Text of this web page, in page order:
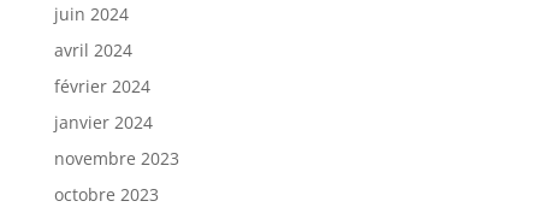
juin 2024
avril 2024
février 2024
janvier 2024
novembre 2023
octobre 2023